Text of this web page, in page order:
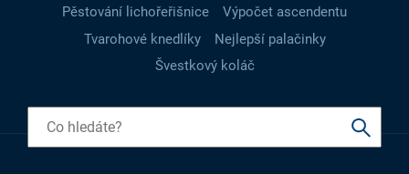
Pěstování lichořeřišnice
Výpočet ascendentu
Tvarohové knedlíky
Nejlepší palačinky
Švestkový koláč